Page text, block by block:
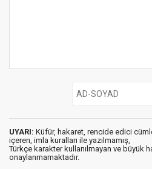
UYARI: Küfür, hakaret, rencide edici
içeren, imla kuralları ile yazılmamış,
Türkçe karakter kullanılmayan ve büyük
onaylanmamaktadır.